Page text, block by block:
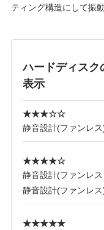
ティング構造にして振
ハードディスク
表示
★★★☆☆
静音設計(ファンレ
★★★★☆
静音設計(ファンレス
静音設計(ファンレ
★★★★★